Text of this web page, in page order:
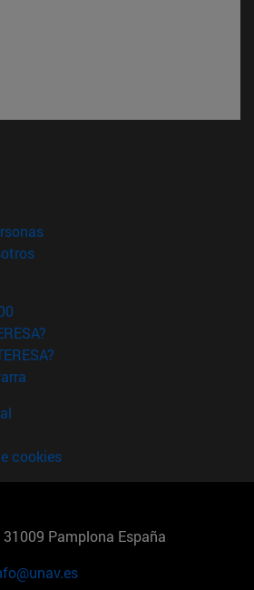
nueva ventana)
(abre en nueva ventana)
(abre en nueva ventana)
cookies
Pamplona España